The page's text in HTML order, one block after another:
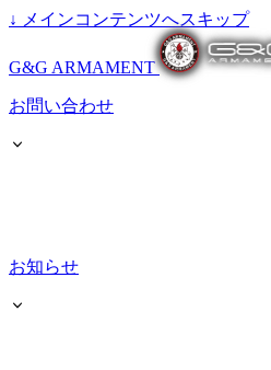
↓ メインコンテンツへスキップ
G&G ARMAMENT
お問い合わせ
お知らせ